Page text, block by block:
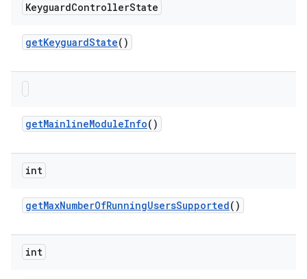
KeyguardControllerState
getKeyguardState()
getMainlineModuleInfo()
int
getMaxNumberOfRunningUsersSupported()
int